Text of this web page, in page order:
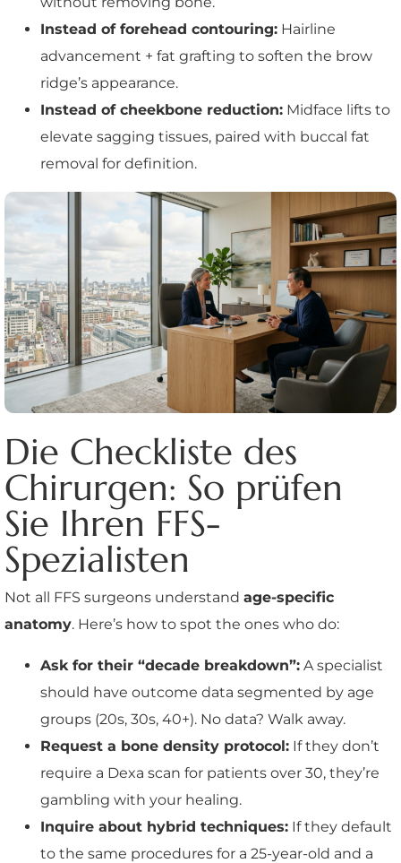
Instead of forehead contouring: Hairline
advancement + fat grafting to soften the brow
ridge’s appearance.
Instead of cheekbone reduction: Midface lifts to
elevate sagging tissues, paired with buccal fat
removal for definition.
Die Checkliste des
Chirurgen: So prüfen
Sie Ihren FFS-
Spezialisten
Not all FFS surgeons understand age-specific
anatomy. Here’s how to spot the ones who do:
Ask for their “decade breakdown”: A specialist
should have outcome data segmented by age
groups (20s, 30s, 40+). No data? Walk away.
Request a bone density protocol: If they don’t
require a Dexa scan for patients over 30, they’re
gambling with your healing.
Inquire about hybrid techniques: If they default
to the same procedures for a 25-year-old and a